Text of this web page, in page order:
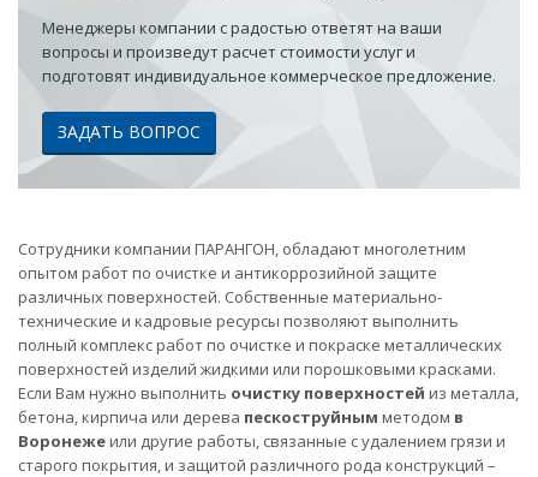
Менеджеры компании с радостью ответят на ваши
вопросы и произведут расчет стоимости услуг и
подготовят индивидуальное коммерческое предложение.
ЗАДАТЬ ВОПРОС
Сотрудники компании ПАРАНГОН, обладают многолетним
опытом работ по очистке и антикоррозийной защите
различных поверхностей. Собственные материально-
технические и кадровые ресурсы позволяют выполнить
полный комплекс работ по очистке и покраске металлических
поверхностей изделий жидкими или порошковыми красками.
Если Вам нужно выполнить очистку поверхностей из металла,
бетона, кирпича или дерева пескоструйным методом в
Воронежеили другие работы, связанные с удалением грязи и
старого покрытия, и защитой различного рода конструкций –